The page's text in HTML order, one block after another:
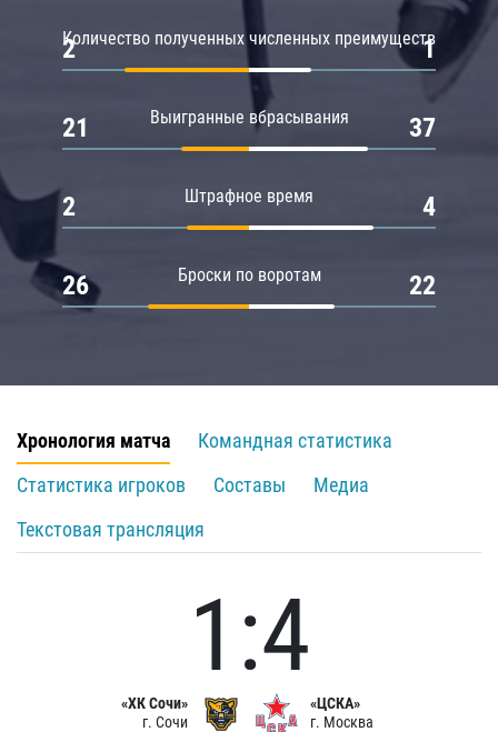
Количество полученных численных преимуществ
2 1
Выигранные вбрасывания
21 37
Штрафное время
2 4
Броски по воротам
26 22
Хронология матча
Командная статистика
Статистика игроков
Составы
Медиа
Текстовая трансляция
«ХК Сочи»
г. Сочи
1:4
«ЦСКА»
г. Москва